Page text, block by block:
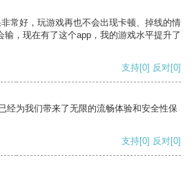
常好，玩游戏再也不会出现卡顿、掉线的情
输，现在有了这个app，我的游戏水平提升了
支持[0] 反对[0]
经为我们带来了无限的流畅体验和安全性保
支持[0] 反对[0]